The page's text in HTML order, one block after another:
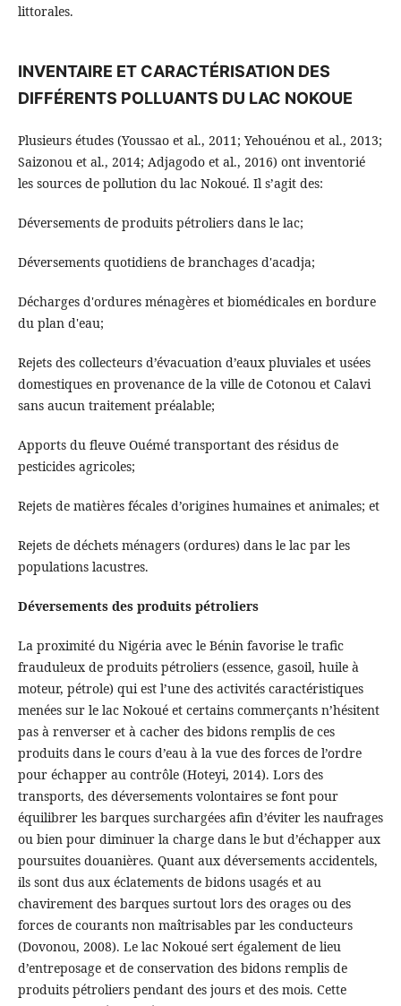
littorales.
INVENTAIRE ET CARACTÉRISATION DES
DIFFÉRENTS POLLUANTS DU LAC NOKOUE
Plusieurs études (Youssao et al., 2011; Yehouénou et al., 2013;
Saizonou et al., 2014; Adjagodo et al., 2016) ont inventorié
les sources de pollution du lac Nokoué. Il s’agit des:
Déversements de produits pétroliers dans le lac;
Déversements quotidiens de branchages d'acadja;
Décharges d'ordures ménagères et biomédicales en bordure
du plan d'eau;
Rejets des collecteurs d’évacuation d’eaux pluviales et usées
domestiques en provenance de la ville de Cotonou et Calavi
sans aucun traitement préalable;
Apports du fleuve Ouémé transportant des résidus de
pesticides agricoles;
Rejets de matières fécales d’origines humaines et animales; et
Rejets de déchets ménagers (ordures) dans le lac par les
populations lacustres.
Déversements des produits pétroliers
La proximité du Nigéria avec le Bénin favorise le trafic
frauduleux de produits pétroliers (essence, gasoil, huile à
moteur, pétrole) qui est l’une des activités caractéristiques
menées sur le lac Nokoué et certains commerçants n’hésitent
pas à renverser et à cacher des bidons remplis de ces
produits dans le cours d’eau à la vue des forces de l’ordre
pour échapper au contrôle (Hoteyi, 2014). Lors des
transports, des déversements volontaires se font pour
équilibrer les barques surchargées afin d’éviter les naufrages
ou bien pour diminuer la charge dans le but d’échapper aux
poursuites douanières. Quant aux déversements accidentels,
ils sont dus aux éclatements de bidons usagés et au
chavirement des barques surtout lors des orages ou des
forces de courants non maîtrisables par les conducteurs
(Dovonou, 2008). Le lac Nokoué sert également de lieu
d’entreposage et de conservation des bidons remplis de
produits pétroliers pendant des jours et des mois. Cette